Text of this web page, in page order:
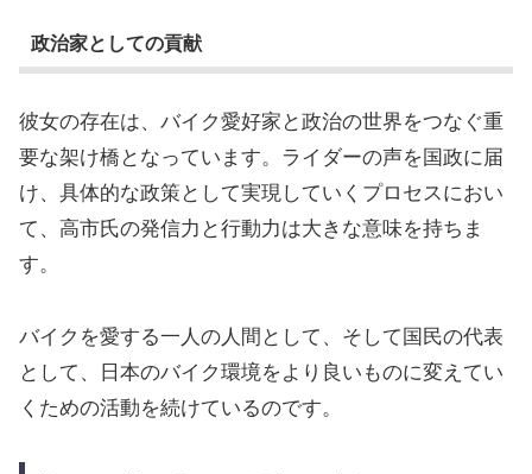
政治家としての貢献
彼女の存在は、バイク愛好家と政治の世界をつなぐ重
要な架け橋となっています。ライダーの声を国政に届
け、具体的な政策として実現していくプロセスにおい
て、高市氏の発信力と行動力は大きな意味を持ちま
す。
バイクを愛する一人の人間として、そして国民の代表
として、日本のバイク環境をより良いものに変えてい
くための活動を続けているのです。